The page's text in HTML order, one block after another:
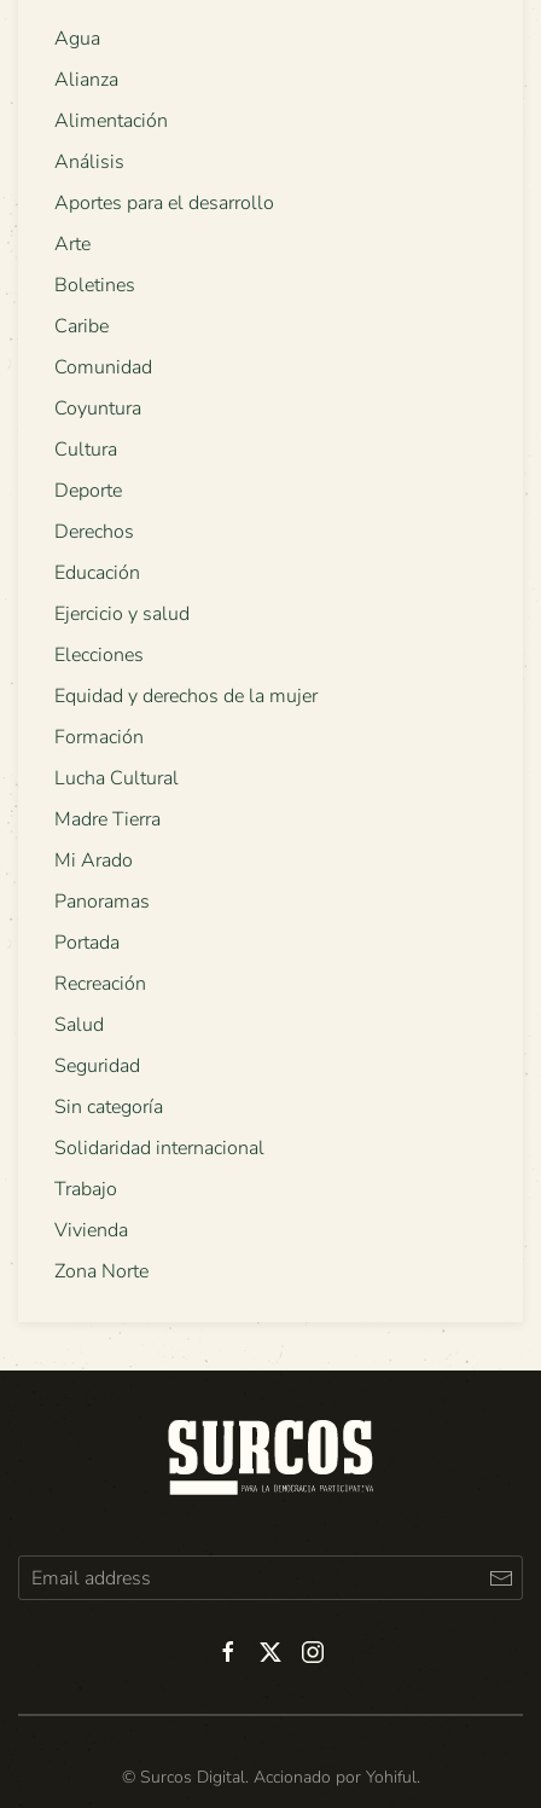
Agua
Alianza
Alimentación
Análisis
Aportes para el desarrollo
Arte
Boletines
Caribe
Comunidad
Coyuntura
Cultura
Deporte
Derechos
Educación
Ejercicio y salud
Elecciones
Equidad y derechos de la mujer
Formación
Lucha Cultural
Madre Tierra
Mi Arado
Panoramas
Portada
Recreación
Salud
Seguridad
Sin categoría
Solidaridad internacional
Trabajo
Vivienda
Zona Norte
© Surcos Digital. Accionado por Yohiful.